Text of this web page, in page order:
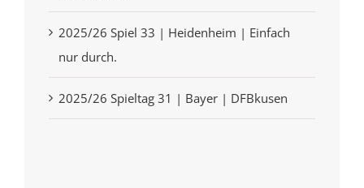
2025/26 Spiel 33 | Heidenheim | Einfach
nur durch.
2025/26 Spieltag 31 | Bayer | DFBkusen